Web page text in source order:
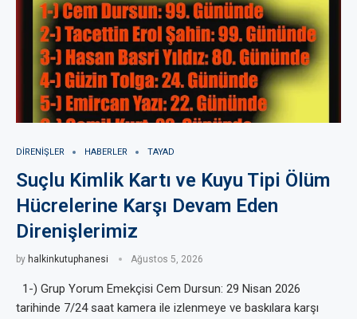
DIRENIŞLER HABERLER TAYAD
Suçlu Kimlik Kartı ve Kuyu Tipi Ölüm
Hücrelerine Karşı Devam Eden
Direnişlerimiz
by halkinkutuphanesi Ağustos 5, 2026
1-) Grup Yorum Emekçisi Cem Dursun: 29 Nisan 2026
tarihinde 7/24 saat kamera ile izlenmeye ve baskılara karşı